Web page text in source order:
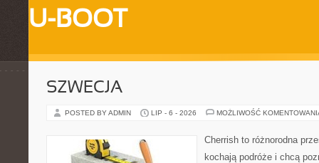
U-BOOT
SZWECJA
POSTED BY ADMIN LIP - 6 - 2026 MOŻLIWOŚĆ
Cherrish to różnorodna
kochają podróże i chcą